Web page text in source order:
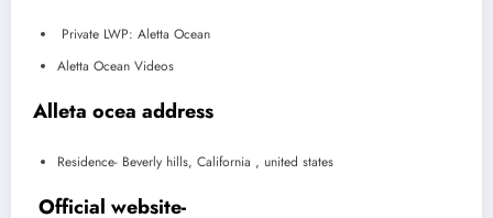
Private LWP: Aletta Ocean
Aletta Ocean Videos
Alleta ocea address
Residence- Beverly hills, California , united states
Official website-